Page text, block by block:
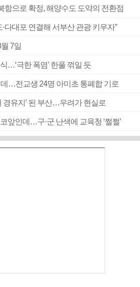
항으로 확정, 해양수도 도약의 전환점
다대포 연결해 서부산 관광 키우자”
7일
…‘극한 폭염’ 한풀 꺾일 듯
…전교생 24명 아미초 통폐합 기로
경유지’ 된 부산…우려가 현실로
앞인데…구·군 난색에 교육청 ‘쩔쩔’